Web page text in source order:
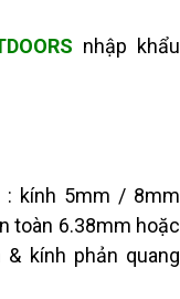
nhập khẩu
: kính 5mm / 8mm
toàn 6.38mm hoặc
kính phản quang